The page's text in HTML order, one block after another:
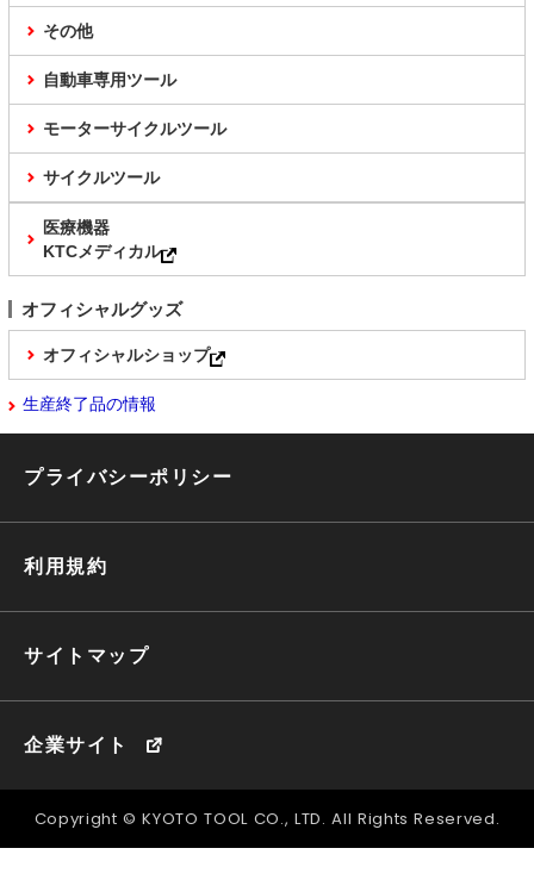
その他
自動車専用ツール
モーターサイクルツール
サイクルツール
医療機器
KTCメディカル
オフィシャルグッズ
オフィシャルショップ
生産終了品の情報
プライバシーポリシー
利用規約
サイトマップ
企業サイト
Copyright © KYOTO TOOL CO., LTD. All Rights Reserved.